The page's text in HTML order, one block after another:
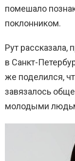
помешало
поклонником.
Рут рассказала,
в Санкт-
же поделился,
завязалось
молодыми